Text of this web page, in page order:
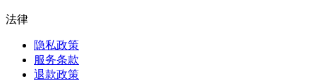
法律
隐私政策
服务条款
退款政策